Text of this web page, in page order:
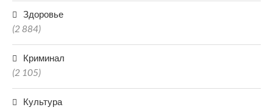
Здоровье
(2 884)
Криминал
(2 105)
Культура